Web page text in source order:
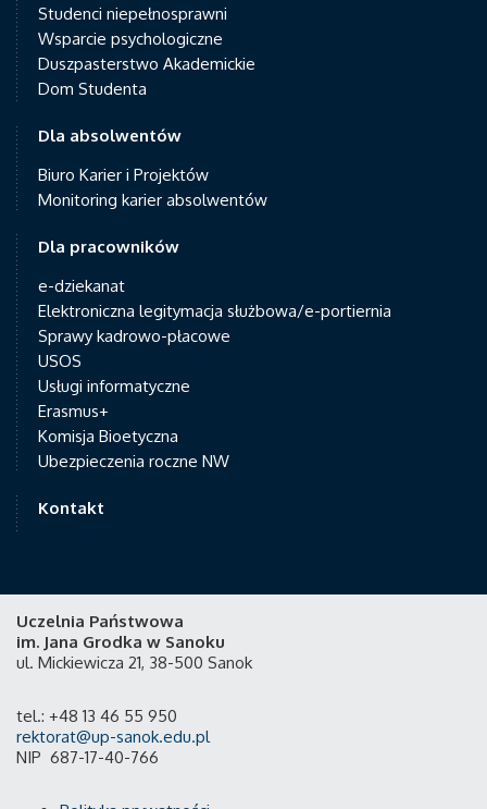
Studenci niepełnosprawni
Wsparcie psychologiczne
Duszpasterstwo Akademickie
Dom Studenta
Dla absolwentów
Biuro Karier i Projektów
Monitoring karier absolwentów
Dla pracowników
e-dziekanat
Elektroniczna legitymacja służbowa/e-portiernia
Sprawy kadrowo-płacowe
USOS
Usługi informatyczne
Erasmus+
Komisja Bioetyczna
Ubezpieczenia roczne NW
Kontakt
Uczelnia Państwowa
im. Jana Grodka w Sanoku
ul. Mickiewicza 21, 38-500 Sanok
tel.: +48 13 46 55 950
rektorat@up-sanok.edu.pl
NIP 687-17-40-766